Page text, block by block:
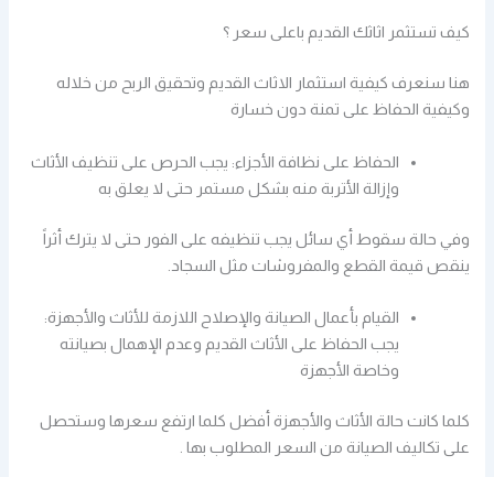
كيف تستثمر اثاثك القديم باعلى سعر ؟
هنا سنعرف كيفية استثمار الاثاث القديم وتحقيق الربح من خلاله
وكيفية الحفاظ على تمنة دون خسارة
الحفاظ على نظافة الأجزاء: يجب الحرص على تنظيف الأثاث
وإزالة الأتربة منه بشكل مستمر حتى لا يعلق به
وفي حالة سقوط أي سائل يجب تنظيفه على الفور حتى لا يترك أثراً
ينقص قيمة القطع والمفروشات مثل السجاد.
القيام بأعمال الصيانة والإصلاح اللازمة للأثاث والأجهزة:
يجب الحفاظ على الأثاث القديم وعدم الإهمال بصيانته
وخاصة الأجهزة
كلما كانت حالة الأثاث والأجهزة أفضل كلما ارتفع سعرها وستحصل
على تكاليف الصيانة من السعر المطلوب بها .